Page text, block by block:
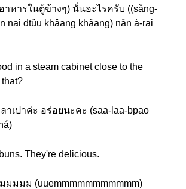
าหารในตู้ข้างๆ) นั่นอะไรครับ ((sǎng-
nai dtûu khâang khâang) nân à-rai
in a steam cabinet close to the
เปาค่ะ อร่อยนะคะ (saa-laa-bpao
They're delicious.
มมม (uuemmmmmmmmmmm)